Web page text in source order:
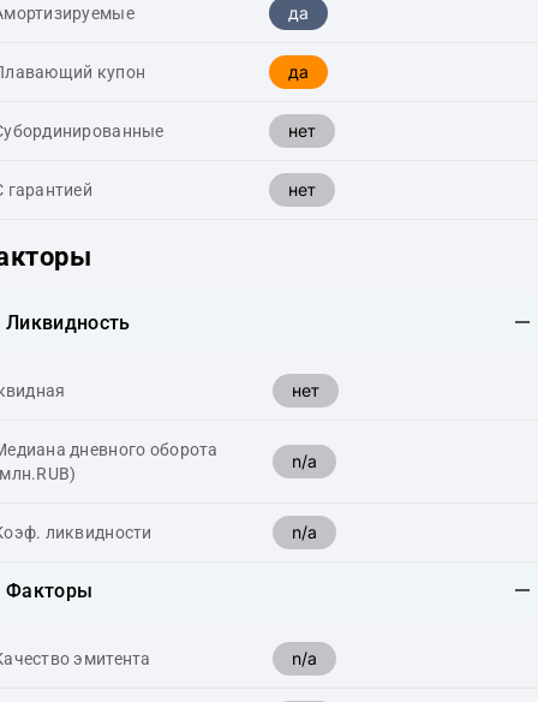
да
купон да
нет
гарантией нет
Ликвидность
нет
дневного оборота
n/a
ликвидности n/a
Факторы
эмитента n/a